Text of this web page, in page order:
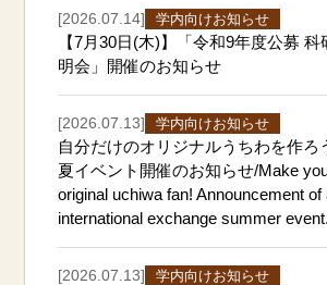
[2026.07.14] 学内向けお知らせ
【7月30日(木)】「令和9年度公募 科
明会」開催のお知らせ
[2026.07.13] 学内向けお知らせ
自分だけのオリジナルうちわを作ろ
夏イベント開催のお知らせ/Make
original uchiwa fan! Announcement of
international exchange summer event.
[2026.07.13] 学内向けお知らせ